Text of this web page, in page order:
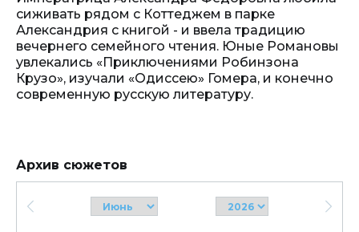
сиживать рядом с Коттеджем в парке
Александрия с книгой - и ввела традицию
вечернего семейного чтения. Юные Романовы
увлекались «Приключениями Робинзона
Крузо», изучали «Одиссею» Гомера, и конечно
современную русскую литературу.
Архив сюжетов